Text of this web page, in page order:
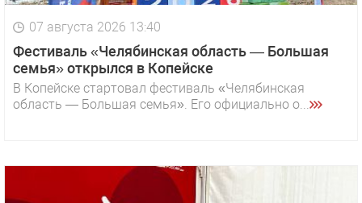
07 августа 2026 13:40
Фестиваль «Челябинская область — Большая
семья» открылся в Копейске
В Копейске стартовал фестиваль «Челябинская
область — Большая семья». Его официально о...